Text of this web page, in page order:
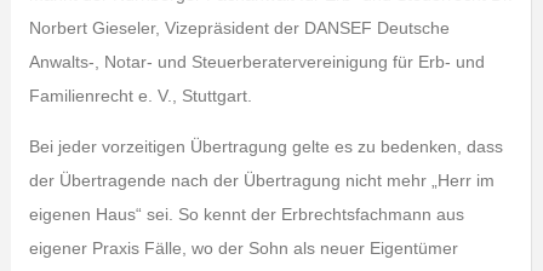
Norbert Gieseler, Vizepräsident der DANSEF Deutsche
Anwalts-, Notar- und Steuerberatervereinigung für Erb- und
Familienrecht e. V., Stuttgart.
Bei jeder vorzeitigen Übertragung gelte es zu bedenken, dass
der Übertragende nach der Übertragung nicht mehr „Herr im
eigenen Haus“ sei. So kennt der Erbrechtsfachmann aus
eigener Praxis Fälle, wo der Sohn als neuer Eigentümer